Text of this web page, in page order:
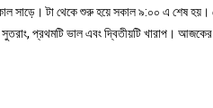
সাড়ে। টা থেকে শুরু হয়ে সকাল ৯:০০ এ শেষ
সুতরাং, প্রথমটি ভাল এবং দ্বিতীয়টি খারাপ।